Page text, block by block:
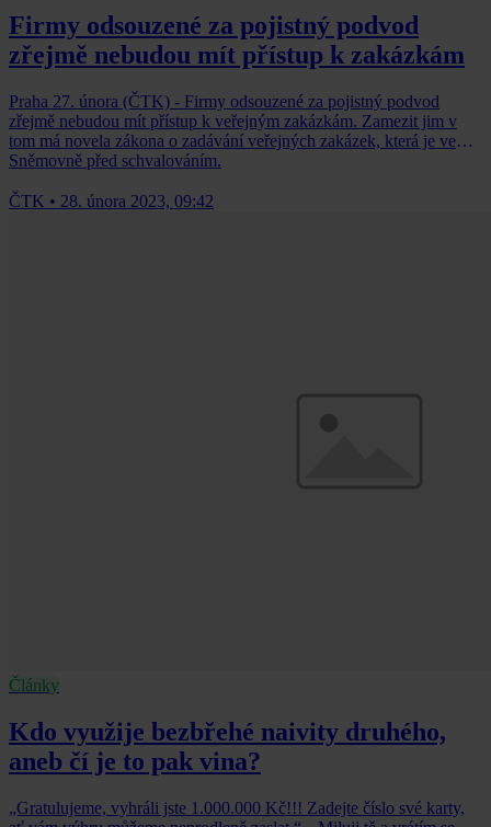
Firmy odsouzené za pojistný podvod
zřejmě nebudou mít přístup k zakázkám
Praha 27. února (ČTK) - Firmy odsouzené za pojistný podvod
zřejmě nebudou mít přístup k veřejným zakázkám. Zamezit jim v
tom má novela zákona o zadávání veřejných zakázek, která je ve
Sněmovně před schvalováním.
ČTK • 28. února 2023, 09:42
Články
Kdo využije bezbřehé naivity druhého,
aneb čí je to pak vina?
„Gratulujeme, vyhráli jste 1.000.000 Kč!!! Zadejte číslo své karty,